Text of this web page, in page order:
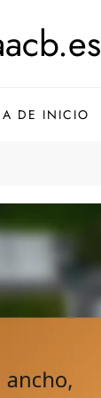
DE INICIO